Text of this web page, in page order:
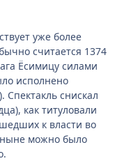
уже более
считается 1374
Ёсимицу силами
исполнено
Спектакль снискал
как титуловали
к власти во
можно было